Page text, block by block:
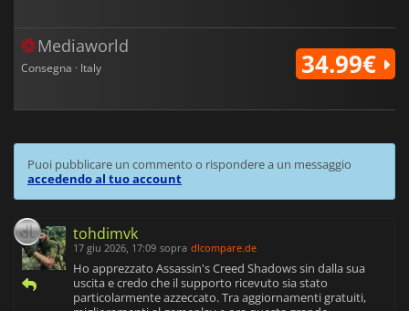
Mediaworld
Consegna · Italy 34.99€
Puoi pubblicare un commento o rispondere a un messaggio
accedendo al tuo account
tohdimvk
17 giu 2026, 17:09 sopra dlcompare.de
Ho apprezzato Assassin's Creed Shadows sin dalla sua
uscita e credo che il supporto ricevuto sia stato
particolarmente azzeccato. Tra aggiornamenti gratuiti,